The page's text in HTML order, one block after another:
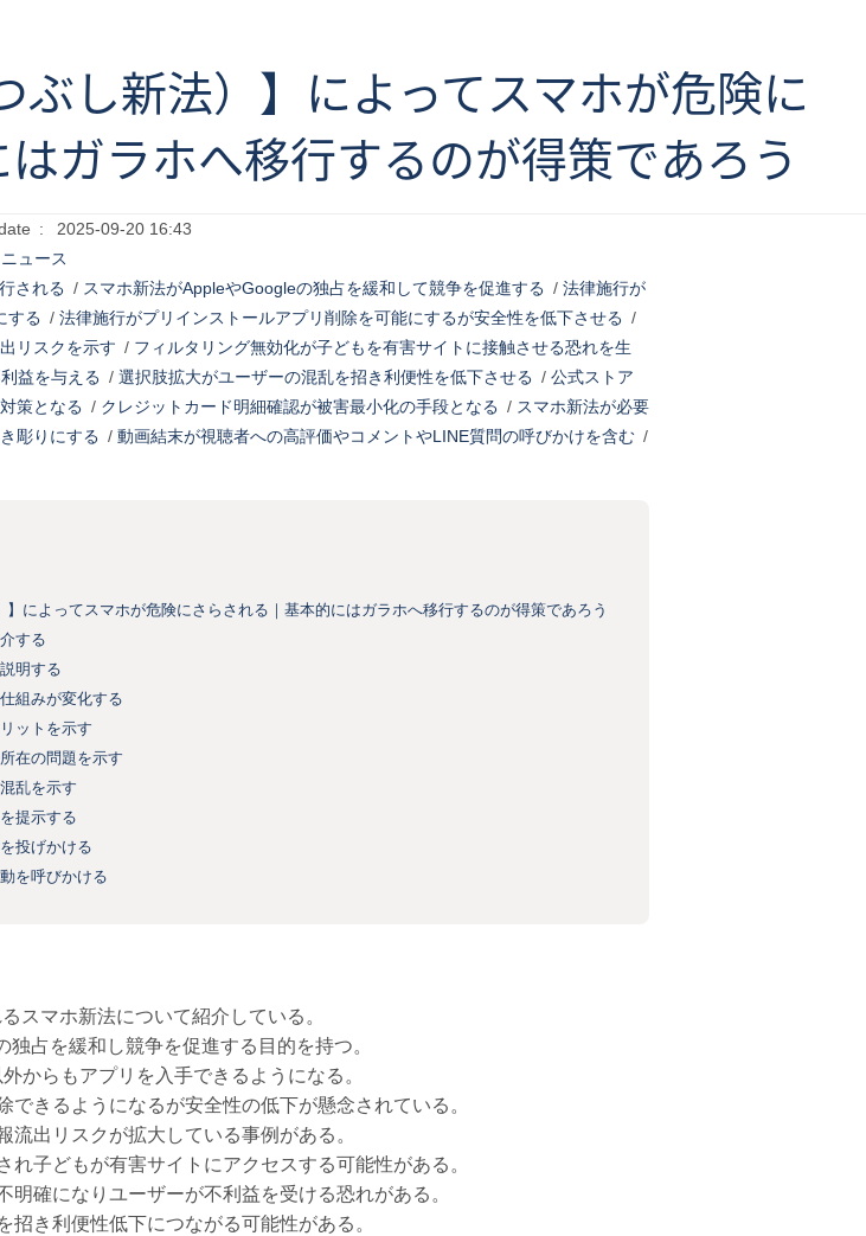
ぶし新法）】によってスマホが危険に
ガラホへ移行するのが得策であろう
:
2025-09-20 16:43
ニュース
される / スマホ新法がAppleやGoogleの独占を緩和して競争を促進する / 法律施行が
する / 法律施行がプリインストールアプリ削除を可能にするが安全性を低下させる /
リスクを示す / フィルタリング無効化が子どもを有害サイトに接触させる恐れを生
益を与える / 選択肢拡大がユーザーの混乱を招き利便性を低下させる / 公式ストア
策となる / クレジットカード明細確認が被害最小化の手段となる / スマホ新法が必要
彫りにする / 動画結末が視聴者への高評価やコメントやLINE質問の呼びかけを含む/
】によってスマホが危険にさらされる｜基本的にはガラホへ移行するのが得策であろう
する
明する
組みが変化する
ットを示す
在の問題を示す
乱を示す
提示する
投げかける
を呼びかける
スマホ新法について紹介している。
占を緩和し競争を促進する目的を持つ。
からもアプリを入手できるようになる。
できるようになるが安全性の低下が懸念されている。
流出リスクが拡大している事例がある。
れ子どもが有害サイトにアクセスする可能性がある。
明確になりユーザーが不利益を受ける恐れがある。
招き利便性低下につながる可能性がある。